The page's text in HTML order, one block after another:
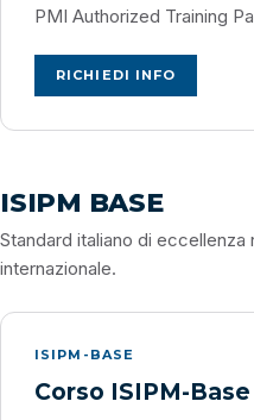
PMI Authorized Training
RICHIEDI INFO
ISIPM BASE
Standard italiano di
internazionale.
ISIPM-BASE
Corso ISIPM-Base